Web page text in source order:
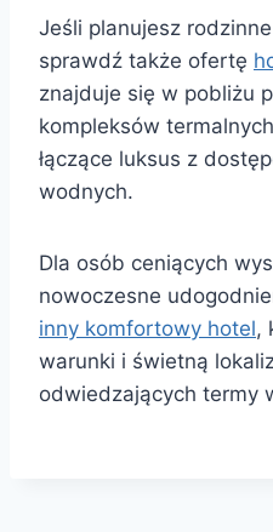
Jeśli planujesz
sprawdź także ofertę
znajduje się w pobliżu
kompleksów
łączące luksus z
wodnych.
Dla osób ceniących
nowoczesne
inny komfortowy hotel,
warunki i świetną
odwiedzających termy